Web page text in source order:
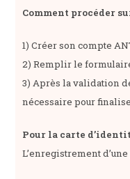
Comment procéder
1) Créer son compte
2) Remplir le
3) Après la validation
nécessaire pour
Pour la carte
L’enregistrement